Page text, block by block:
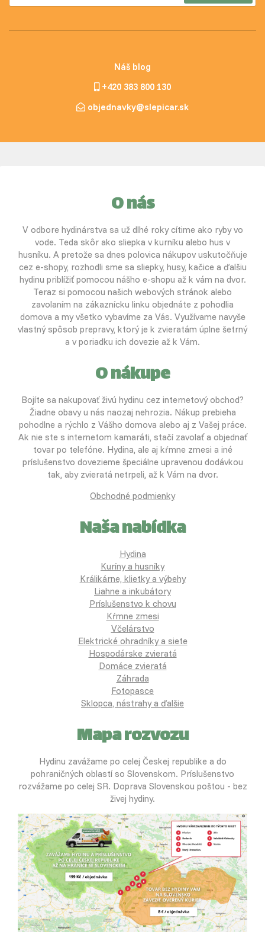
Náš blog
+420 383 800 130
objednavky@slepicar.sk
O nás
V odbore hydinárstva sa už dlhé roky cítime ako ryby vo
vode. Teda skôr ako sliepka v kurníku alebo hus v
husníku. A pretože sa dnes polovica nákupov uskutočňuje
cez e-shopy, rozhodli sme sa sliepky, husy, kačice a ďalšiu
hydinu priblížiť pomocou nášho e-shopu až k vám na dvor.
Teraz si pomocou našich webových stránok alebo
zavolaním na zákaznícku linku objednáte z pohodlia
domova a my všetko vybavíme za Vás. Využívame navyše
vlastný spôsob prepravy, ktorý je k zvieratám úplne šetrný
a v poriadku ich dovezie až k Vám.
O nákupe
Bojíte sa nakupovať živú hydinu cez internetový obchod?
Žiadne obavy u nás naozaj nehrozia. Nákup prebieha
pohodlne a rýchlo z Vášho domova alebo aj z Vašej práce.
Ak nie ste s internetom kamaráti, stačí zavolať a objednať
tovar po telefóne. Hydina, ale aj kŕmne zmesi a iné
príslušenstvo dovezieme špeciálne upravenou dodávkou
tak, aby zvieratá netrpeli, až k Vám na dvor.
Obchodné podmienky
Naša nabídka
Hydina
Kuríny a husníky
Králikárne, klietky a výbehy
Liahne a inkubátory
Príslušenstvo k chovu
Kŕmne zmesi
Včelárstvo
Elektrické ohradníky a siete
Hospodárske zvieratá
Domáce zvieratá
Záhrada
Fotopasce
Sklopca, nástrahy a ďalšie
Mapa rozvozu
Hydinu zavážame po celej Českej republike a do
pohraničných oblastí so Slovenskom. Príslušenstvo
rozvážame po celej SR. Doprava Slovenskou poštou - bez
živej hydiny.